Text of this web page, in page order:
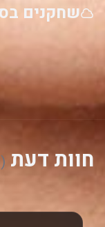
שחקנים
חוות דעת(0)